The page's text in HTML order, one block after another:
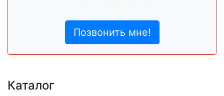
Позвонить мне!
Каталог